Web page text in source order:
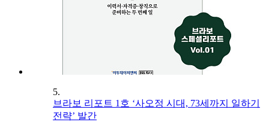
5.
브라보 리포트 1호 ‘사오정 시대, 73세까지 일하기
전략’ 발간